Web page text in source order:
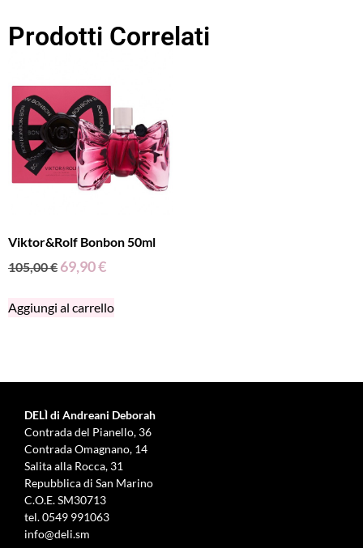
Prodotti Correlati
Viktor&Rolf Bonbon 50ml
105,00€ 69,90€
Aggiungi al carrello
DELÌ di Andreani Deborah
Contrada del Pianello, 36
Contrada Omagnano, 14
Salita alla Rocca, 31
Repubblica di San Marino
C.O.E. SM30713
tel.0549 991063
info@deli.sm